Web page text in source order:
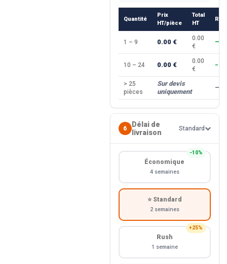
Quantité
Prix
HT/pièce
Total
HT
1 – 9 0.00 €
0.00
€
—
10 – 24 0.00 €
0.00
€
> 25
pièces
Sur devis
uniquement
—
6
Délai de
livraison
Standard
−10%
Économique
4 semaines
⭐ Standard
2 semaines
+25%
Rush
1 semaine